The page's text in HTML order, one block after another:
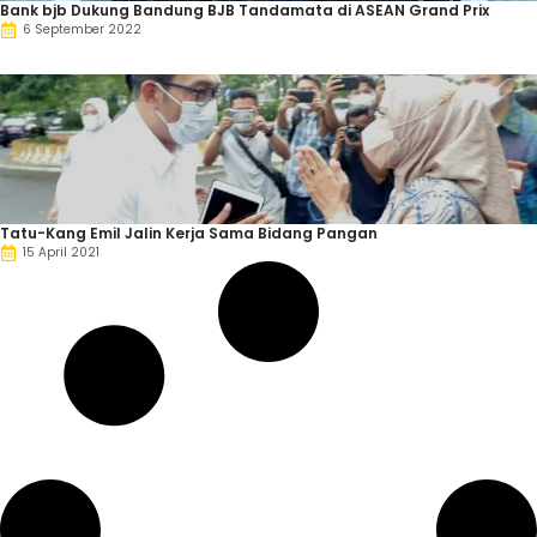
Bank bjb Dukung Bandung BJB Tandamata di ASEAN Grand Prix
6 September 2022
Tatu-Kang Emil Jalin Kerja Sama Bidang Pangan
15 April 2021